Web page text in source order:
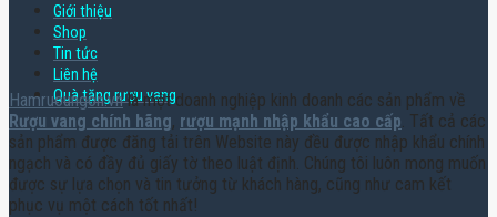
Giới thiệu
Shop
Tin tức
Liên hệ
Quà tặng rượu vang
Hamruoungon.vnlà một doanh nghiệp kinh doanh các sản phẩm về
Rượu vang chính hãng, rượu mạnh nhập khẩu cao cấp . Tất cả các
sản phẩm được đăng tải trên Website này đều được nhập khẩu chính
ngạch và có đầy đủ giấy tờ theo luật định. Chúng tôi luôn mong muốn
được sự lựa chọn và tin tưởng từ khách hàng, cũng như cam kết
phục vụ một cách tốt nhất!